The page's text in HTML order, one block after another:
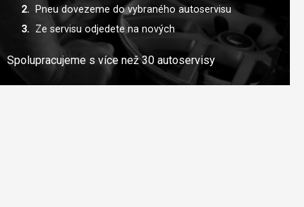
Pneu dovezeme do vybraného autoservisu
Ze servisu odjedete na nových
Spolupracujeme s více než 30 autoservisy